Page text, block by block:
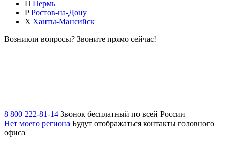
П Пермь
Р Ростов-на-Дону
Х Ханты-Мансийск
Возникли вопросы? Звоните прямо сейчас!
8 800 222-81-14 Звонок бесплатный по всей России
Нет моего региона Будут отображаться контакты головного
офиса